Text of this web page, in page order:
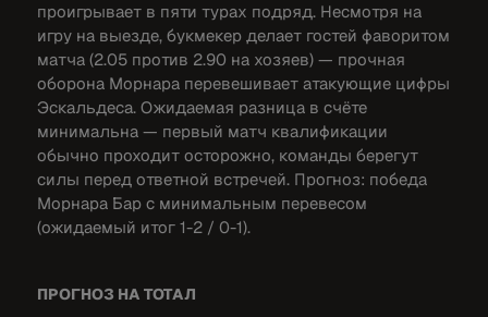
проигрывает в пяти турах подряд. Несмотря на
игру на выезде, букмекер делает гостей фаворитом
матча (2.05 против 2.90 на хозяев) — прочная
оборона Морнара перевешивает атакующие цифры
Эскальдеса. Ожидаемая разница в счёте
минимальна — первый матч квалификации
обычно проходит осторожно, команды берегут
силы перед ответной встречей. Прогноз: победа
Морнара Бар с минимальным перевесом
(ожидаемый итог 1-2 / 0-1).
ПРОГНОЗ НА ТОТАЛ